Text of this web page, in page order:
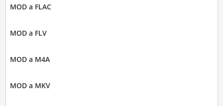
MOD a FLAC
MOD a FLV
MOD a M4A
MOD a MKV